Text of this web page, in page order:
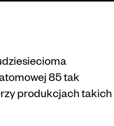
85 tak
produkcjach takich